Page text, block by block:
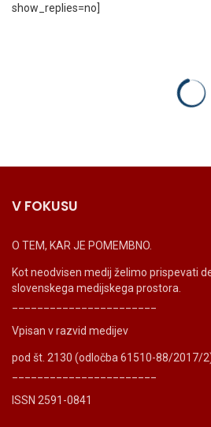
show_replies=no]
V FOKUSU
O TEM, KAR JE POMEMBNO.
Kot neodvisen medij želimo prispevati
slovenskega medijskega prostora.
Vpisan v razvid medijev
pod št. 2130 (odločba 61510-88/2017/
ISSN 2591-0841